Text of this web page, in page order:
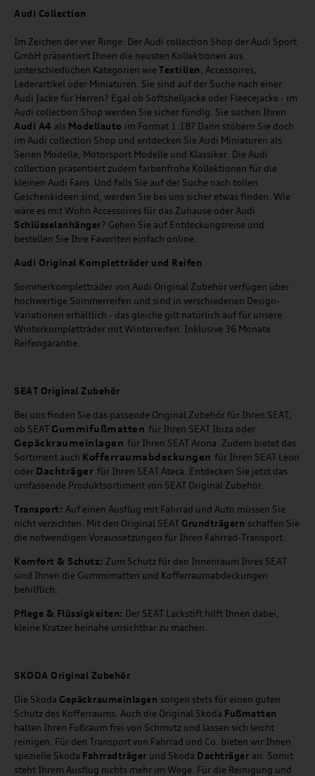
Audi Collection
Im Zeichen der vier Ringe: Der Audi collection Shop der Audi Sport
GmbH präsentiert Ihnen die neusten Kollektionen aus
unterschiedlichen Kategorien wie Textilien , Accessoires,
Lederartikel oder Miniaturen. Sie sind auf der Suche nach einer
Audi Jacke für Herren? Egal ob Softshelljacke oder Fleecejacke - im
Audi collection Shop werden Sie sicher fündig. Sie suchen Ihren
Audi A4 als Modellauto im Format 1:18? Dann stöbern Sie doch
im Audi collection Shop und entdecken Sie Audi Miniaturen als
Serien Modelle, Motorsport Modelle und Klassiker. Die Audi
collection präsentiert zudem farbenfrohe Kollektionen für die
kleinen Audi Fans. Und falls Sie auf der Suche nach tollen
Geschenkideen sind, werden Sie bei uns sicher etwas finden. Wie
wäre es mit Wohn Accessoires für das Zuhause oder Audi
Schlüsselanhänger? Gehen Sie auf Entdeckungsreise und
bestellen Sie Ihre Favoriten einfach online.
Audi Original Kompletträder und Reifen
Sommerkompletträder von Audi Original Zubehör verfügen über
hochwertige Sommerreifen und sind in verschiedenen Design-
Variationen erhältlich - das gleiche gilt natürlich auf für unsere
Winterkompletträder mit Winterreifen. Inklusive 36 Monate
Reifengarantie.
SEAT Original Zubehör
Bei uns finden Sie das passende Original Zubehör für Ihren SEAT,
ob SEAT Gummifußmatten für Ihren SEAT Ibiza oder
Gepäckraumeinlagen für Ihren SEAT Arona. Zudem bietet das
Sortiment auch Kofferraumabdeckungen für Ihren SEAT Leon
oder Dachträger für Ihren SEAT Ateca. Entdecken Sie jetzt das
umfassende Produktsortiment von SEAT Original Zubehör.
Transport: Auf einen Ausflug mit Fahrrad und Auto müssen Sie
nicht verzichten. Mit den Original SEAT Grundträgern schaffen Sie
die notwendigen Voraussetzungen für Ihren Fahrrad-Transport.
Komfort & Schutz: Zum Schutz für den Innenraum Ihres SEAT
sind Ihnen die Gummimatten und Kofferraumabdeckungen
behilflich.
Pflege & Flüssigkeiten: Der SEAT Lackstift hilft Ihnen dabei,
kleine Kratzer beinahe unsichtbar zu machen.
SKODA Original Zubehör
Die Skoda Gepäckraumeinlagen sorgen stets für einen guten
Schutz des Kofferraums. Auch die Original Skoda Fußmatten
halten Ihren Fußraum frei von Schmutz und lassen sich leicht
reinigen. Für den Transport von Fahrrad und Co. bieten wir Ihnen
spezielle Skoda Fahrradträger und Skoda Dachträger an. Somit
steht Ihrem Ausflug nichts mehr im Wege. Für die Reinigung und